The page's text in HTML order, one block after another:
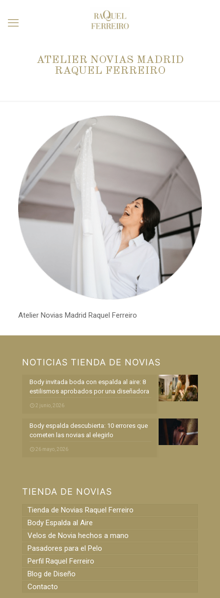
ATELIER NOVIAS MADRID
RAQUEL FERREIRO
Atelier Novias Madrid Raquel Ferreiro
NOTICIAS TIENDA DE NOVIAS
Body invitada boda con espalda al aire: 8
estilismos aprobados por una diseñadora
2 junio, 2026
Body espalda descubierta: 10 errores que
cometen las novias al elegirlo
26 mayo, 2026
TIENDA DE NOVIAS
Tienda de Novias Raquel Ferreiro
Body Espalda al Aire
Velos de Novia hechos a mano
Pasadores para el Pelo
Perfil Raquel Ferreiro
Blog de Diseño
Contacto